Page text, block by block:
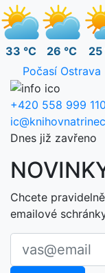
33 °C 26 °C
25
Počasí Ostrava
+420 558 999 110
Dnes již zavřeno
Chcete
emailové